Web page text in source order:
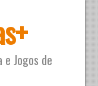
Jogos de